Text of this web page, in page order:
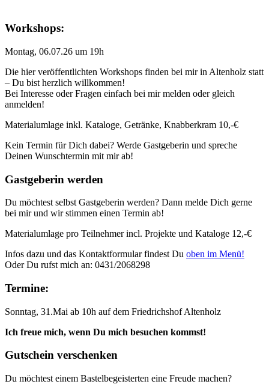
Workshops:
Montag, 06.07.26 um 19h
Die hier veröffentlichten Workshops finden bei mir in Altenholz statt
– Du bist herzlich willkommen!
Bei Interesse oder Fragen einfach bei mir melden oder gleich
anmelden!
Materialumlage inkl. Kataloge, Getränke, Knabberkram 10,-€
Kein Termin für Dich dabei? Werde Gastgeberin und spreche
Deinen Wunschtermin mit mir ab!
Gastgeberin werden
Du möchtest selbst Gastgeberin werden? Dann melde Dich gerne
bei mir und wir stimmen einen Termin ab!
Materialumlage pro Teilnehmer incl. Projekte und Kataloge 12,-€
Infos dazu und das Kontaktformular findest Du oben im Menü!
Oder Du rufst mich an: 0431/2068298
Termine:
Sonntag, 31.Mai ab 10h auf dem Friedrichshof Altenholz
Ich freue mich, wenn Du mich besuchen kommst!
Gutschein verschenken
Du möchtest einem Bastelbegeisterten eine Freude machen?